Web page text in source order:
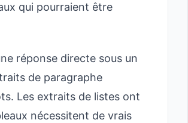
qui pourraient être
réponse directe sous un
de paragraphe
Les extraits de listes ont
nécessitent de vrais